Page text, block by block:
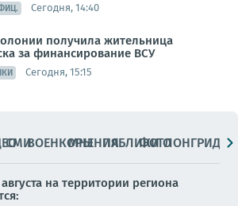
Сегодня, 14:40
получила жительница
за финансирование ВСУ
Сегодня, 15:15
СМИВОЕНКОРЫМНЕНИЯПАБЛИКИ
ФОТОЛОНГРИДЫ
на территории региона